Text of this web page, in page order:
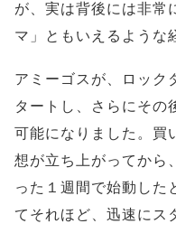
が、実は背後には非常
マ」ともいえるような
アミーゴスが、ロック
タートし、さらにその
可能になりました。買
想が立ち上がってから
った１週間で始動し
てそれほど、迅速にス